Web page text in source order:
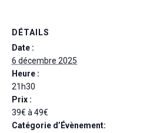
DÉTAILS
Date :
6 décembre 2025
Heure :
21h30
Prix :
39€ à 49€
Catégorie d’Évènement: